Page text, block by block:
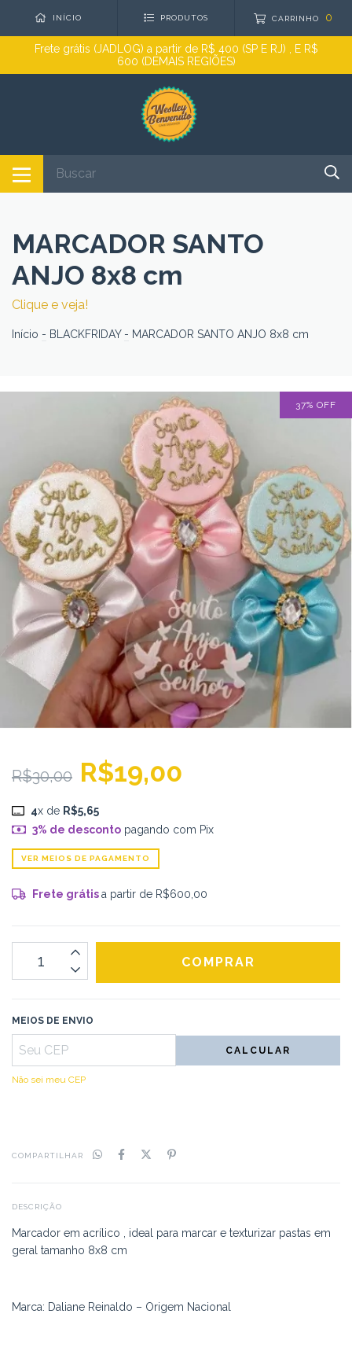
INÍCIO PRODUTOS CARRINHO 0
Frete grátis (JADLOG) a partir de R$ 400 (SP E RJ) , E R$
600 (DEMAIS REGIÕES)
MARCADOR SANTO
ANJO 8x8 cm
Clique e veja!
Início - BLACKFRIDAY - MARCADOR SANTO ANJO 8x8 cm
37% OFF
R$30,00 R$19,00
4x de R$5,65
3% de descontopagando com Pix
VER MEIOS DE PAGAMENTO
Frete grátisa partir de R$600,00
MEIOS DE ENVIO
CALCULAR
Não sei meu CEP
COMPARTILHAR
DESCRIÇÃO
Marcador em acrílico , ideal para marcar e texturizar pastas em
geral tamanho 8x8 cm
Marca: Daliane Reinaldo – Origem Nacional